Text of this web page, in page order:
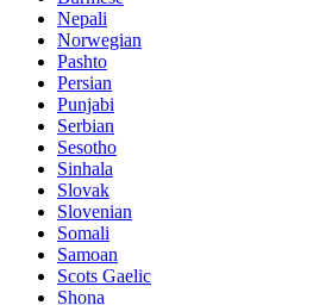
Nepali
Norwegian
Pashto
Persian
Punjabi
Serbian
Sesotho
Sinhala
Slovak
Slovenian
Somali
Samoan
Scots Gaelic
Shona